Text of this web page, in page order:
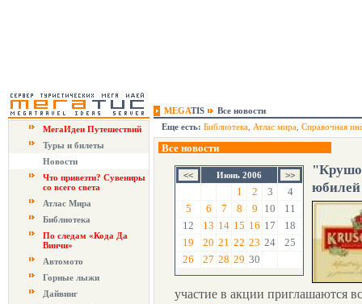
MEGATIS
Все новости
МегаИдеи Путешествий
Туры и билеты
Новости
Что привезти? Сувениры
со всего света
Атлас Мира
Библиотека
По следам «Кода Да
Винчи»
Автомото
Горные лыжи
Дайвинг
Еще есть: Библиотека Атлас мира Справочная
Все новости
Июнь 2006
1 2 3
4
5
6 7 8 9 10
11
12
13 14 15 16 17
18
19
20 21 22 23 24
25
26
27 28 29 30
юбилей
участие в акции приглашаются